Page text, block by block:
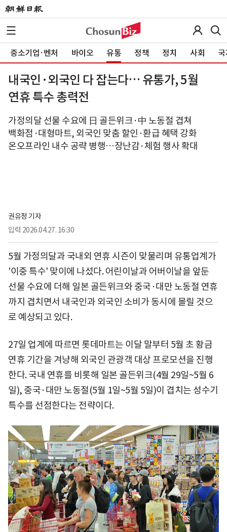
중소기업·벤처 바이오 유통 정책 정치 사회
내국인·외국인 다 잡는다… 유통가, 5월
연휴 특수 총력전
가정의달 선물 수요에 日 골든위크·中 노동절 겹쳐
백화점·대형마트, 외국인 맞춤 할인·환급 혜택 강화
온오프라인 내수 공략 병행…장난감·체험 행사 확대
권유정 기자
입력 2026.04.27. 16:30
5월 가정의달과 국내외 연휴 시즌이 맞물리며 유통업계가
'이중 특수' 맞이에 나섰다. 어린이날과 어버이날을 앞둔
선물 수요에 더해 일본 골든위크와 중국·대만 노동절 연휴
까지 겹치면서 내국인과 외국인 소비가 동시에 몰릴 것으
로 예상되고 있다.
27일 업계에 따르면 롯데마트는 이달 말부터 5월 초 황금
연휴 기간을 겨냥해 외국인 관광객 대상 프로모션을 진행
한다. 국내 연휴를 비롯해 일본 골든위크(4월 29일~5월 6
일), 중국·대만 노동절(5월 1일~5월 5일)이 겹치는 성수기
특수를 선점한다는 전략이다.